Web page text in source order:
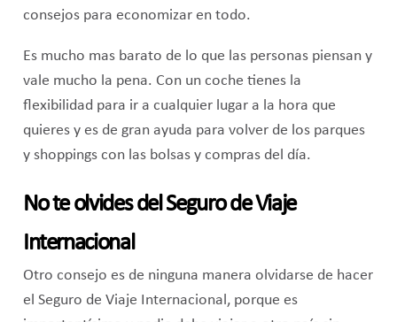
consejos para economizar en todo.
Es mucho mas barato de lo que las personas piensan y
vale mucho la pena. Con un coche tienes la
flexibilidad para ir a cualquier lugar a la hora que
quieres y es de gran ayuda para volver de los parques
y shoppings con las bolsas y compras del día.
No te olvides del Seguro de Viaje
Internacional
Otro consejo es de ninguna manera olvidarse de hacer
el Seguro de Viaje Internacional, porque es